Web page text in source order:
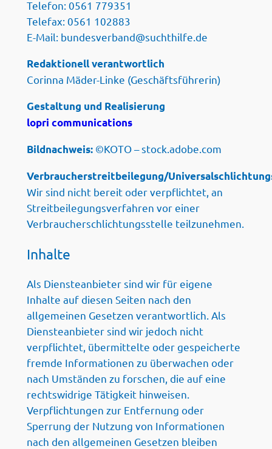
Telefon: 0561 779351
Telefax: 0561 102883
E-Mail: bundesverband@suchthilfe.de
Redaktionell verantwortlich
Corinna Mäder-Linke (Geschäftsführerin)
Gestaltung und Realisierung
lopri communications
Bildnachweis:©KOTO – stock.adobe.com
Verbraucherstreitbeilegung/
Wir sind nicht bereit oder verpflichtet, an
Streitbeilegungsverfahren vor einer
Verbraucherschlichtungsstelle teilzunehmen.
Inhalte
Als Diensteanbieter sind wir für eigene
Inhalte auf diesen Seiten nach den
allgemeinen Gesetzen verantwortlich. Als
Diensteanbieter sind wir jedoch nicht
verpflichtet, übermittelte oder gespeicherte
fremde Informationen zu überwachen oder
nach Umständen zu forschen, die auf eine
rechtswidrige Tätigkeit hinweisen.
Verpflichtungen zur Entfernung oder
Sperrung der Nutzung von Informationen
nach den allgemeinen Gesetzen bleiben